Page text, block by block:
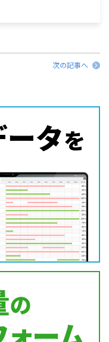
次の記事へ